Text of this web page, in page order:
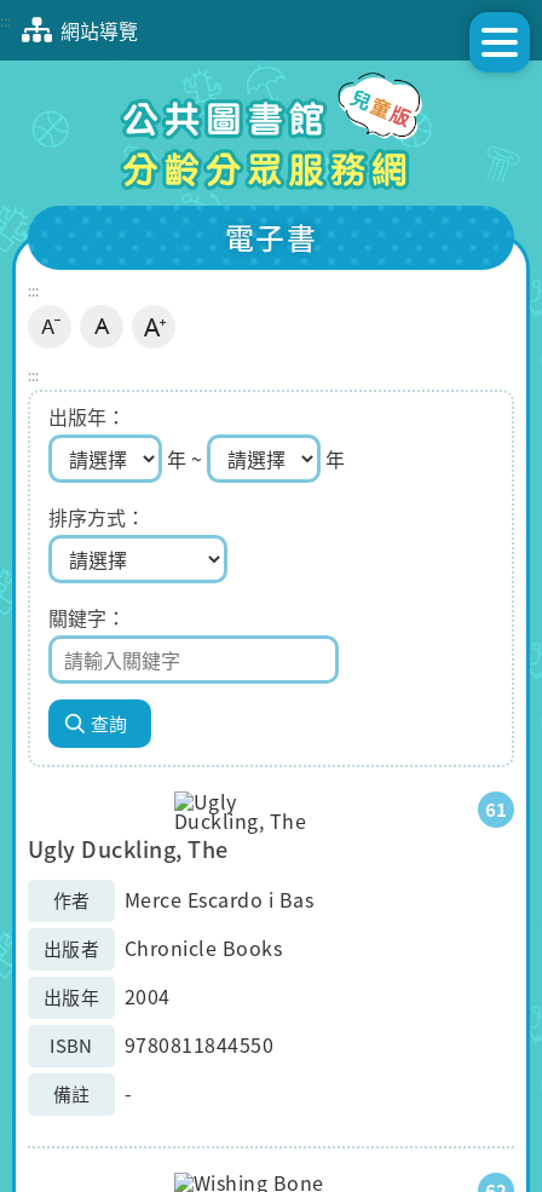
跳
塊
::: 網站導覽
電子書
:::
:::
出版年
年 ~
年
排序方式
關鍵字
61
Ugly Duckling, The
作者 Merce Escardo i Bas
出版者 Chronicle Books
出版年 2004
ISBN 9780811844550
備註 -